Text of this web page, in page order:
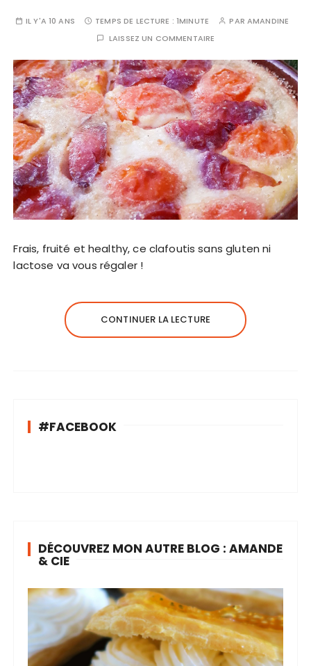
IL Y'A 10 ANS TEMPS DE LECTURE :1MINUTE PARAMANDINE
LAISSEZ UN COMMENTAIRE
Frais, fruité et healthy, ce clafoutis sans gluten ni
lactose va vous régaler !
CONTINUER LA LECTURE
#FACEBOOK
DÉCOUVREZ MON AUTRE BLOG : AMANDE
& CIE